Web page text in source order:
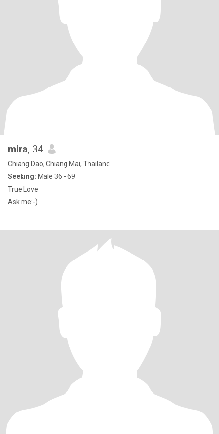
mira, 34
Chiang Dao, Chiang Mai, Thailand
Seeking: Male 36 - 69
True Love
Ask me:-)